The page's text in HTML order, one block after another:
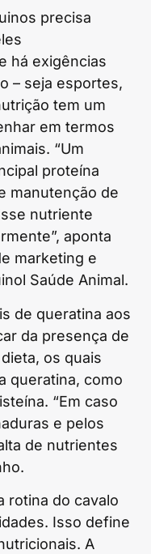
precisa
há exigências
– seja esportes,
tem um
em termos
“Um
proteína
manutenção de
nutriente
aponta
marketing e
Saúde Animal.
de queratina aos
da presença de
os quais
queratina, como
“Em caso
e pelos
de nutrientes
rotina do cavalo
Isso define
A